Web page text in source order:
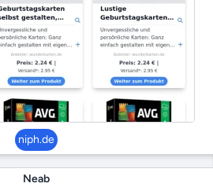
niph.de
Neab